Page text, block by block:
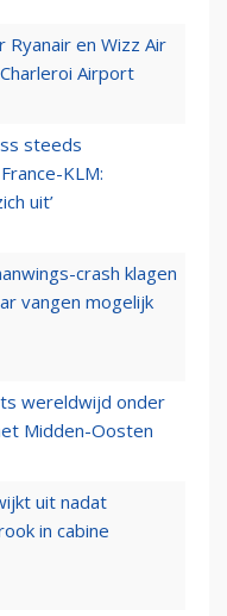
Ryanair en Wizz Air
Airport
steeds
KLM:
uit’
crash klagen
vangen mogelijk
wereldwijd onder
Midden-Oosten
uit nadat
in cabine